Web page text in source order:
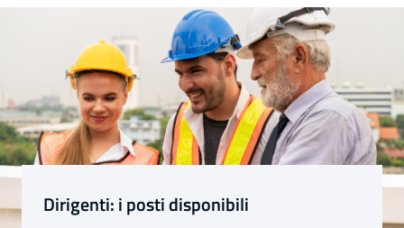
Sezioni
Dirigenti: i posti disponibili